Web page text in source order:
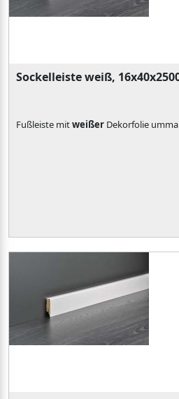
Sockelleiste weiß,
Fußleiste mitweißer Dekorfolie